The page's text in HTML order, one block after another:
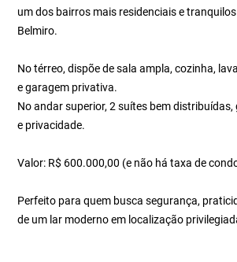
um dos bairros mais residenciais e
Belmiro.
No térreo, dispõe de sala ampla, cozinha,
e garagem privativa.
No andar superior, 2 suítes bem
e privacidade.
Valor: R$ 600.000,00 (e não há taxa de
Perfeito para quem busca segurança,
de um lar moderno em localização